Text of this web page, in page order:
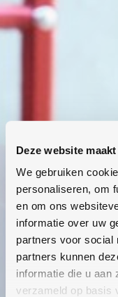
Deze website
We gebruiken
personaliseren, om
en om ons
informatie over uw
partners voor social
partners kunnen
informatie die u aan
verzameld op basis